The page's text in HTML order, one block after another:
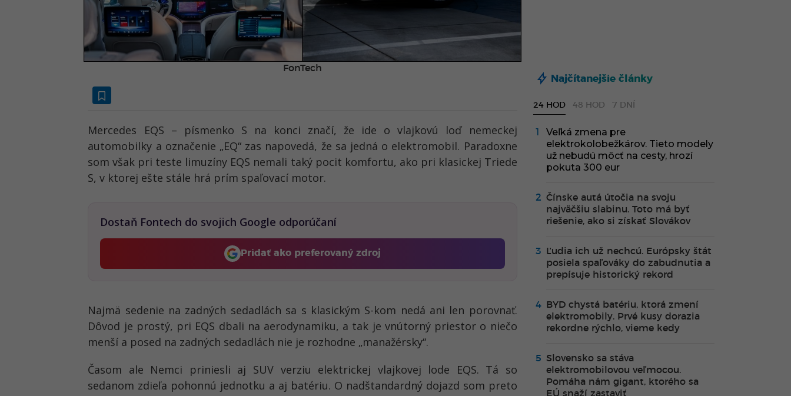
FonTech
Mercedes EQS – písmenko S na konci značí, že ide o vlajkovú loď nemeckej
automobilky a označenie „EQ“ zas napovedá, že sa jedná o elektromobil. Paradoxne
som však pri teste limuzíny EQS nemali taký pocit komfortu, ako pri klasickej Triede
S, v ktorej ešte stále hrá prím spaľovací motor.
Dostaň Fontech do svojich Google odporúčaní
Pridať ako preferovaný zdroj
Fontech, odkaz sa otvorí v novom okne
Najmä sedenie na zadných sedadlách sa s klasickým S-kom nedá ani len porovnať.
Dôvod je prostý, pri EQS dbali na aerodynamiku, a tak je vnútorný priestor o niečo
menší a posed na zadných sedadlách nie je rozhodne „manažérsky“.
Časom ale Nemci priniesli aj SUV verziu elektrickej vlajkovej lode EQS. Tá so
sedanom zdieľa pohonnú jednotku a aj batériu. O nadštandardný dojazd som preto
Najčítanejšie články
24 HOD 48 HOD 7 DNÍ
Veľká zmena pre
elektrokolobežkárov. Tieto modely
už nebudú môcť na cesty, hrozí
pokuta 300 eur
Čínske autá útočia na svoju
najväčšiu slabinu. Toto má byť
riešenie, ako si získať Slovákov
Ľudia ich už nechcú. Európsky štát
posiela spaľováky do zabudnutia a
prepísuje historický rekord
BYD chystá batériu, ktorá zmení
elektromobily. Prvé kusy dorazia
rekordne rýchlo, vieme kedy
Slovensko sa stáva
elektromobilovou veľmocou.
Pomáha nám gigant, ktorého sa
EÚ snaží zastaviť